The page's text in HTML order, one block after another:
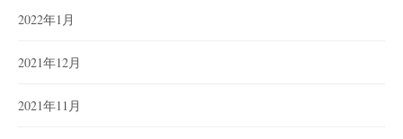
2022年1月
2021年12月
2021年11月